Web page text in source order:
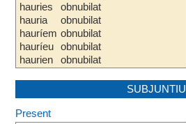
hauries
hauria
hauríem
hauríeu
haurien
obnubilat
obnubilat
obnubilat
obnubilat
obnubilat
SUBJUNTIU
Present